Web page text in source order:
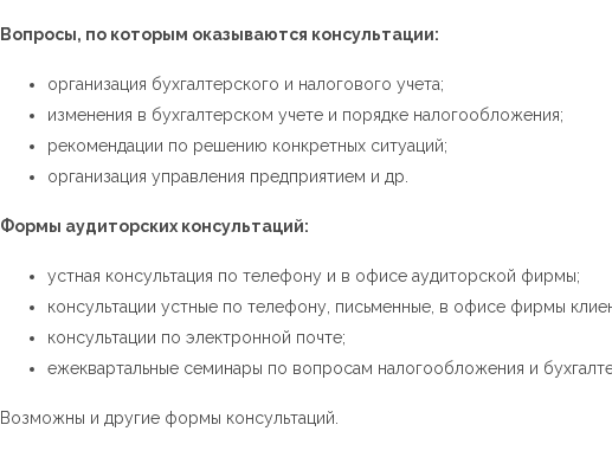
Вопросы, по которым оказываются консультации:
организация бухгалтерского и налогового учета;
изменения в бухгалтерском учете и порядке налогообложения;
рекомендации по решению конкретных ситуаций;
организация управления предприятием и др.
Формы аудиторских консультаций:
устная консультация по телефону и в офисе аудиторской фирмы;
консультации устные по телефону, письменные, в офисе фирмы
консультации по электронной почте;
ежеквартальные семинары по вопросам налогообложения и
Возможны и другие формы консультаций.